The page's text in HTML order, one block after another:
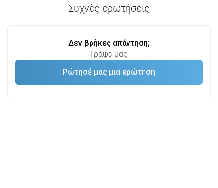
Συχνές ερωτήσεις
Δεν βρήκες απάντηση;
Γράψε μας
Ρώτησέ μας μια ερώτηση